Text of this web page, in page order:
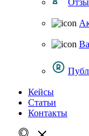
Кейсы
Статьи
Контакты